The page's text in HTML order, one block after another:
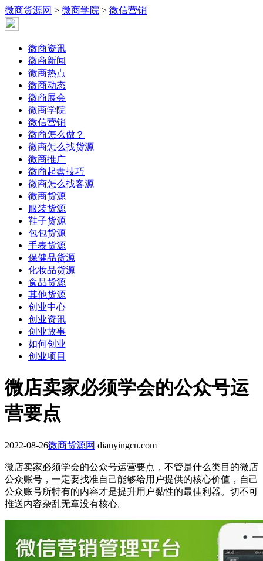
微商货源网 > 微商学院 > 微信营销
微商资讯
微商新闻
微商热点
微商动态
微商展会
微商学院
微信营销
微商怎么做？
微商怎么找货源
微商推广
微商起盘技巧
微商怎么找客源
微商货源
服装货源
鞋子货源
包包货源
手表货源
保健品货源
化妆品货源
食品货源
其他货源
创业中心
创业资讯
创业故事
如何创业
创业项目
微店卖家必须学会的公众号运
营要点
2022-08-26微商货源网 dianyingcn.com
微店卖家必须学会的公众号运营要点，不管是什么类目的微店
公众账号，一定要找准自己能够给用户提供的核心价值，自己
公众账号所特有的内容才是提升用户黏性的最佳利器。切不可
推送内容杂乱无章没有核心。